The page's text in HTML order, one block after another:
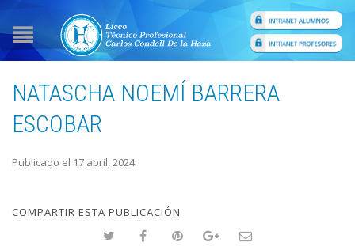
NATASCHA NOEMÍ BARRERA
ESCOBAR
Publicado el 17 abril, 2024
COMPARTIR ESTA PUBLICACIÓN